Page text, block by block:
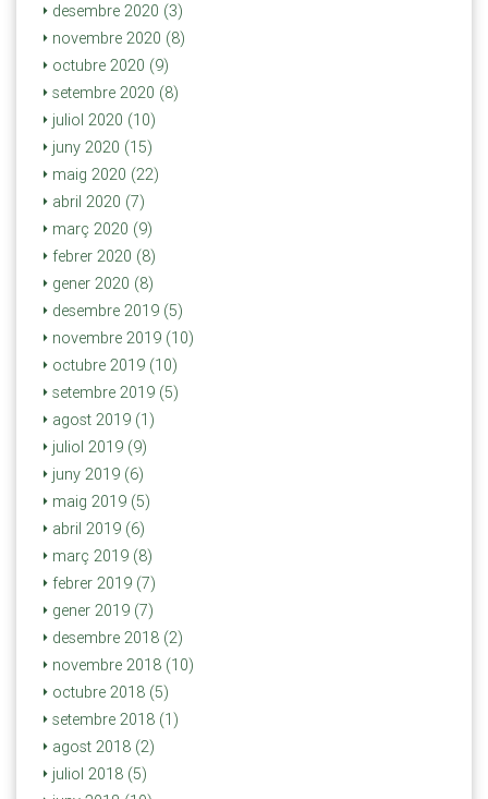
desembre 2020 (3)
novembre 2020 (8)
octubre 2020 (9)
setembre 2020 (8)
juliol 2020 (10)
juny 2020 (15)
maig 2020 (22)
abril 2020 (7)
març 2020 (9)
febrer 2020 (8)
gener 2020 (8)
desembre 2019 (5)
novembre 2019 (10)
octubre 2019 (10)
setembre 2019 (5)
agost 2019 (1)
juliol 2019 (9)
juny 2019 (6)
maig 2019 (5)
abril 2019 (6)
març 2019 (8)
febrer 2019 (7)
gener 2019 (7)
desembre 2018 (2)
novembre 2018 (10)
octubre 2018 (5)
setembre 2018 (1)
agost 2018 (2)
juliol 2018 (5)